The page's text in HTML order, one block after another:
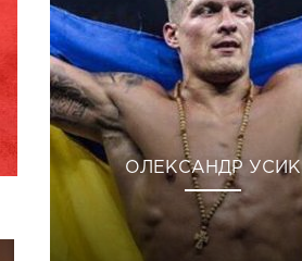
ОЛЕКСАНДР УСИК